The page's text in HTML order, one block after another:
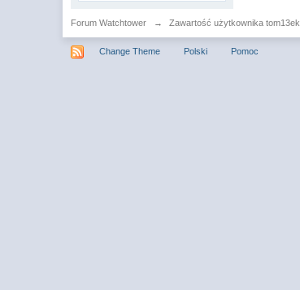
Forum Watchtower → Zawartość użytkownika tom13ek
Change Theme Polski Pomoc